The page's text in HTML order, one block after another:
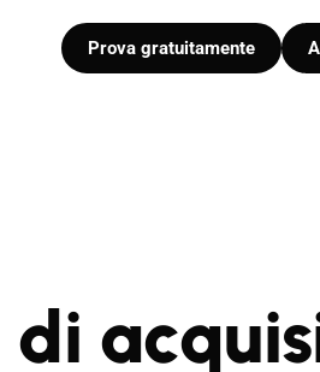
Prova gratuitamente